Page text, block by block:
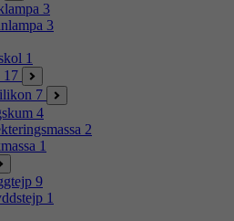
3
3
1
17
7
4
2
1
9
1